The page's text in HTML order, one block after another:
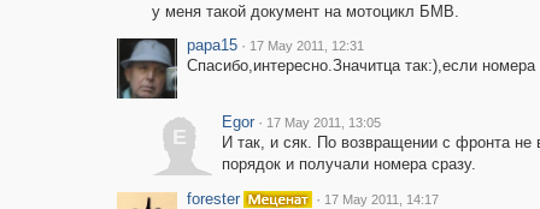
у меня такой документ на мотоцикл БМВ.
papa15 · 17 May 2011, 12:31
Спасибо,интересно.Значитца так:),если
E
Egor · 17 May 2011, 13:05
И так, и сяк. По возвращении с фронта не
порядок и получали номера сразу.
forester
· 17 May 2011, 14:17